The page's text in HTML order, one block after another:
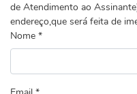
de Atendimento ao
endereço,que será feita de
Nome *